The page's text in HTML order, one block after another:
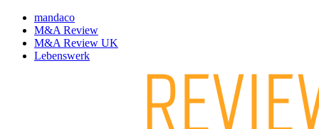
mandaco
M&A Review
M&A Review UK
Lebenswerk